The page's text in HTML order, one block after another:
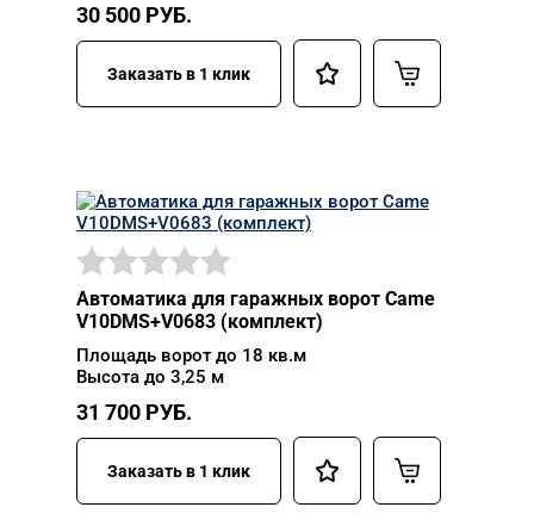
30 500 РУБ.
Заказать в 1 клик
Автоматика для гаражных ворот Came
V10DMS+V0683 (комплект)
Площадь ворот до 18 кв.м
Высота до 3,25 м
31 700 РУБ.
Заказать в 1 клик